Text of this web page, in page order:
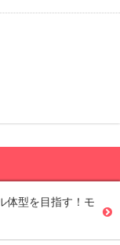
体型を目指す！モ